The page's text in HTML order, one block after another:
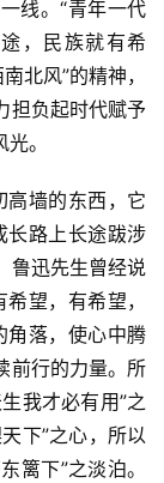
线。“青年一代
，民族就有希
北风”的精神，
担负起时代赋予
。
高墙的东西，它
长路上长途跋涉
鲁迅先生曾经说
望，有希望，
角落，使心中腾
前行的力量。所
我才必有用”之
下”之心，所以
篱下”之淡泊。